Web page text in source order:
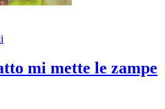
mi mette le zampe